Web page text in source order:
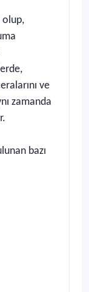
olup,
ve
zamanda
bazı